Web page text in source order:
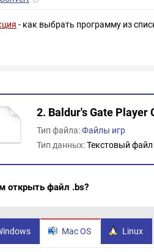
- как выбрать программу из
2. Baldur's Gate Player
Тип файла:Файлы игр
Тип данных:Текстовый файл
открыть файл .bs?
Mac OS Linux